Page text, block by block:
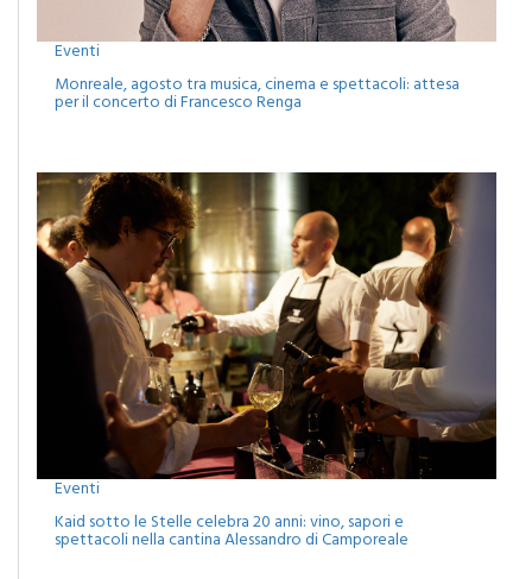
Eventi
Monreale, agosto tra musica, cinema e spettacoli: attesa
Eventi
Kaid sotto le Stelle celebra 20 anni: vino, sapori e